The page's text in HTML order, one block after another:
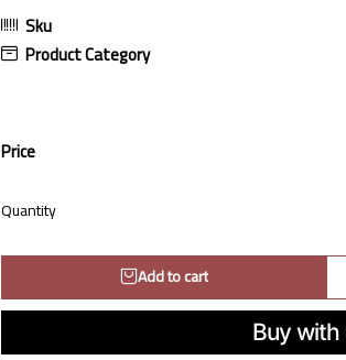
Sku
Product Category
Price
Quantity
Add to cart